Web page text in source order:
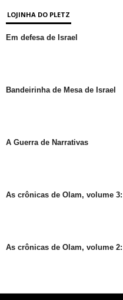
LOJINHA DO PLETZ
Em defesa de Israel
Bandeirinha de Mesa de Israel
A Guerra de Narrativas
As crônicas de Olam, volume
As crônicas de Olam, volume